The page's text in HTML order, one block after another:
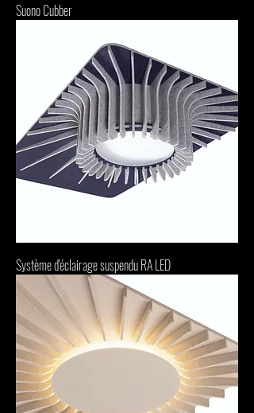
Suono Cubber
Système d'éclairage suspendu RA LED